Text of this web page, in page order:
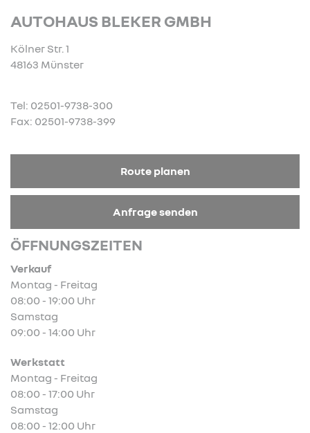
AUTOHAUS BLEKER GMBH
Kölner Str. 1
48163 Münster
Tel: 02501-9738-300
Fax: 02501-9738-399
Route planen
Anfrage senden
ÖFFNUNGSZEITEN
Verkauf
Montag - Freitag
08:00 - 19:00 Uhr
Samstag
09:00 - 14:00 Uhr
Werkstatt
Montag - Freitag
08:00 - 17:00 Uhr
Samstag
08:00 - 12:00 Uhr